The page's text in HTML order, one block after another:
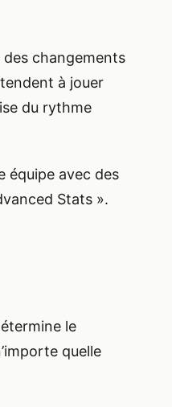
des changements
à jouer
du rythme
équipe avec des
Stats ».
le
quelle